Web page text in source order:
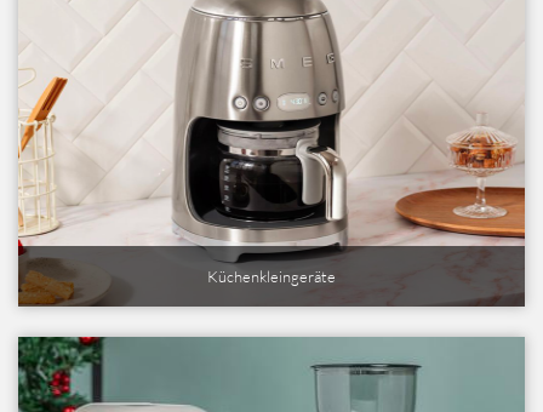
Küchenkleingeräte